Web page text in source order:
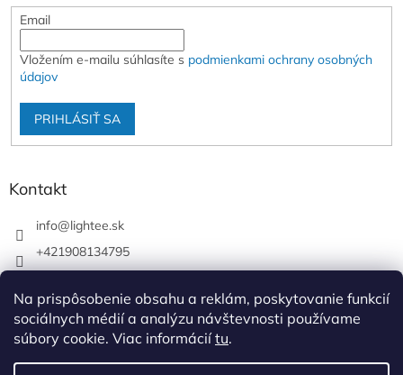
Na prispôsobenie obsahu a reklám, poskytovanie funkcií
sociálnych médií a analýzu návštevnosti používame
súbory cookie. Viac informáciítu.
Email
Vložením e-mailu súhlasíte s podmienkami ochrany osobných
údajov
PRIHLÁSIŤ SA
Kontakt
info@lightee.sk
+421908134795
lightee.sk